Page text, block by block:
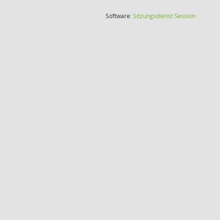
Software:SitzungsdienstSession(Wird in